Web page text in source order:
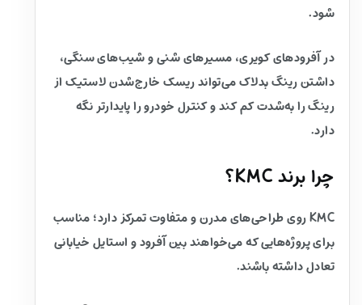
شود.
در آفرودهای کویری، مسیرهای شنی و شیب‌های سنگی،
داشتن رینگ بدلاک می‌تواند ریسک خارج‌شدن لاستیک از
رینگ را به‌شدت کم کند و کنترل خودرو را پایدارتر نگه
دارد.
چرا برند KMC؟
KMC روی طراحی‌های مدرن و متفاوت تمرکز دارد؛ مناسب
برای پروژه‌هایی که می‌خواهند بین آفرود و استایل خیابانی
تعادل داشته باشند.